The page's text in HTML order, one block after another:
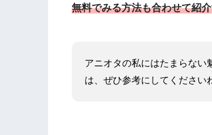
無料でみる方法も合わせて紹
アニオタの私にはたまらない
は、ぜひ参考にしてください